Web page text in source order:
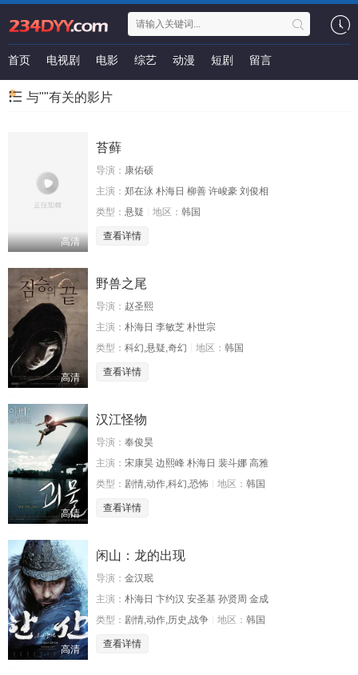
首页 电视剧 电影 综艺 动漫 短剧 留言
与""有关的影片
高清
苔藓
导演： 康佑硕
主演： 郑在泳 朴海日 柳善 许峻豪 刘俊相
类型： 悬疑 地区： 韩国
查看详情
高清
野兽之尾
导演： 赵圣熙
主演： 朴海日 李敏芝 朴世宗
类型： 科幻,悬疑,奇幻 地区： 韩国
查看详情
高清
汉江怪物
导演： 奉俊昊
主演： 宋康昊 边熙峰 朴海日 裴斗娜 高雅
类型： 剧情,动作,科幻,恐怖 地区： 韩国
查看详情
高清
闲山：龙的出现
导演： 金汉珉
主演： 朴海日 卞约汉 安圣基 孙贤周 金成
类型： 剧情,动作,历史,战争 地区： 韩国
查看详情